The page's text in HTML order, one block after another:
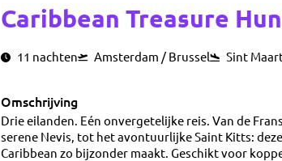
Caribbean Treasure
11 nachten Amsterdam / Brussel Sint
Omschrijving
Drie eilanden. Eén onvergetelijke reis. Van de
serene Nevis, tot het avontuurlijke Saint Kitts:
Caribbean zo bijzonder maakt. Geschikt voor